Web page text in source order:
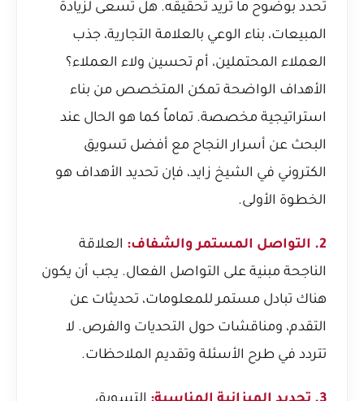
تحدد بوضوح ما تريد تحقيقه. هل تسعى لزيادة
المبيعات، بناء الوعي بالعلامة التجارية، جذب
العملاء المحتملين، أم تحسين ولاء العملاء؟
الأهداف الواضحة تمكن المتخصص من بناء
استراتيجية مخصصة. تماماً كما هو الحال عند
البحث عن أسرار النجاح مع أفضل تسويق
الكتروني في الشيخ زايد، فإن تحديد الأهداف هو
الخطوة الأولى.
2. التواصل المستمر والشفاف:
العلاقة
الناجحة مبنية على التواصل الفعال. يجب أن يكون
هناك تبادل مستمر للمعلومات، تحديثات عن
التقدم، ومناقشات حول التحديات والفرص. لا
تتردد في طرح الأسئلة وتقديم الملاحظات.